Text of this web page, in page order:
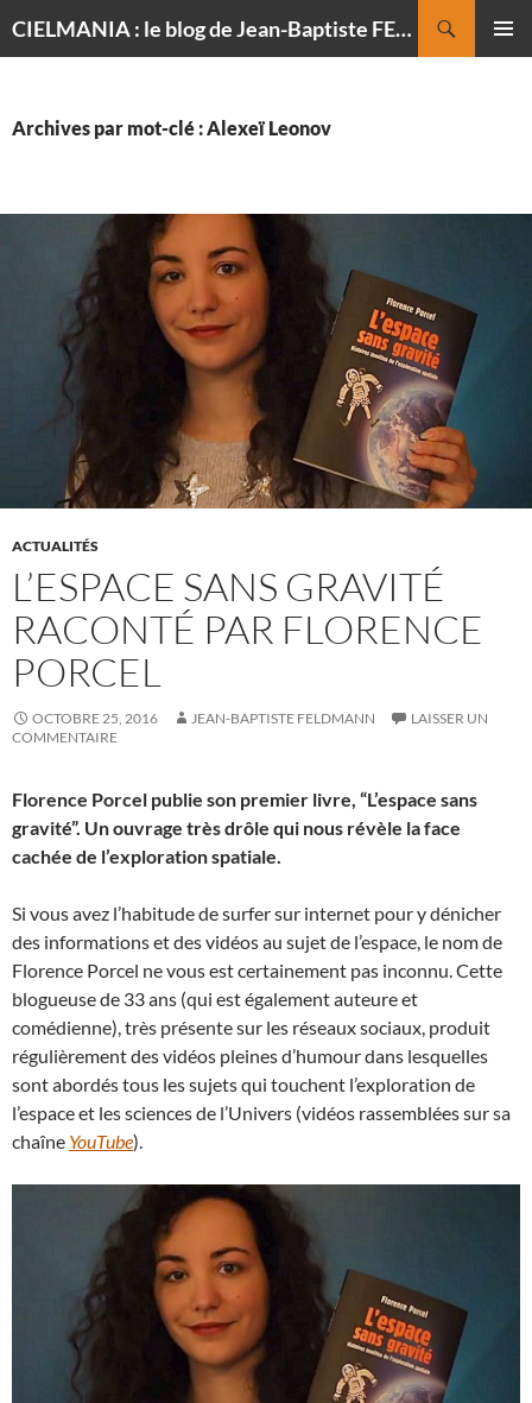
CIELMANIA : le blog de Jean-Baptiste FELDMANN, photographe du ciel
Archives par mot-clé : Alexeï Leonov
ACTUALITÉS
L’ESPACE SANS GRAVITÉ
RACONTÉ PAR FLORENCE
PORCEL
OCTOBRE 25, 2016 JEAN-BAPTISTE FELDMANN
LAISSER UN
COMMENTAIRE
Florence Porcel publie son premier livre, “L’espace sans
gravité”. Un ouvrage très drôle qui nous révèle la face
cachée de l’exploration spatiale.
Si vous avez l’habitude de surfer sur internet pour y dénicher
des informations et des vidéos au sujet de l’espace, le nom de
Florence Porcel ne vous est certainement pas inconnu. Cette
blogueuse de 33 ans (qui est également auteure et
comédienne), très présente sur les réseaux sociaux, produit
régulièrement des vidéos pleines d’humour dans lesquelles
sont abordés tous les sujets qui touchent l’exploration de
l’espace et les sciences de l’Univers (vidéos rassemblées sur sa
chaîne YouTube).